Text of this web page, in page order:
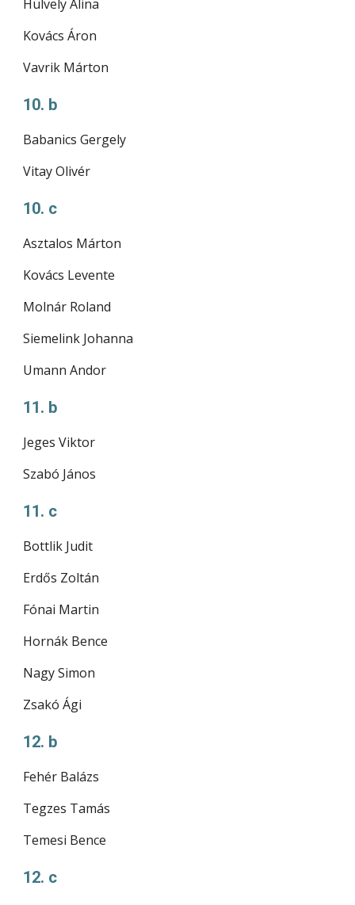
Hülvely Alina
Kovács Áron
Vavrik Márton
10. b
Babanics Gergely
Vitay Olivér
10. c
Asztalos Márton
Kovács Levente
Molnár Roland
Siemelink Johanna
Umann Andor
11. b
Jeges Viktor
Szabó János
11. c
Bottlik Judit
Erdős Zoltán
Fónai Martin
Hornák Bence
Nagy Simon
Zsakó Ági
12. b
Fehér Balázs
Tegzes Tamás
Temesi Bence
12. c